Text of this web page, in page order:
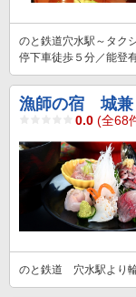
のと鉄道穴水駅～タク
停下車徒歩５分／能登
漁師の宿 城兼
0.0 (全68
のと鉄道 穴水駅より